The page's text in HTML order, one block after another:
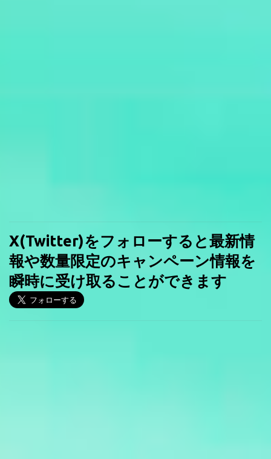
X(Twitter)をフォローすると最新情
報や数量限定のキャンペーン情報を
瞬時に受け取ることができます